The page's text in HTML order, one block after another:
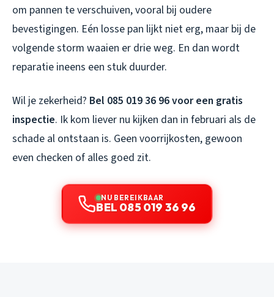
om pannen te verschuiven, vooral bij oudere
bevestigingen. Eén losse pan lijkt niet erg, maar bij de
volgende storm waaien er drie weg. En dan wordt
reparatie ineens een stuk duurder.
Wil je zekerheid? Bel 085 019 36 96 voor een gratis
inspectie. Ik kom liever nu kijken dan in februari als de
schade al ontstaan is. Geen voorrijkosten, gewoon
even checken of alles goed zit.
NU BEREIKBAAR
BEL 085 019 36 96